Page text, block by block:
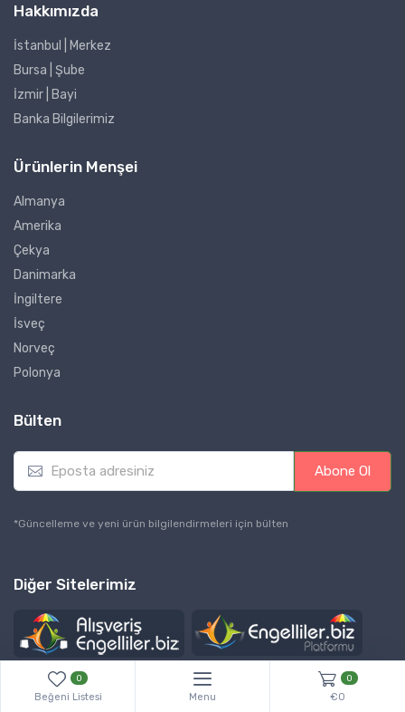
Hakkımızda
İstanbul | Merkez
Bursa | Şube
İzmir | Bayi
Banka Bilgilerimiz
Ürünlerin Menşei
Almanya
Amerika
Çekya
Danimarka
İngiltere
İsveç
Norveç
Polonya
Bülten
E
a
l
Abone Ol
*Güncelleme ve yeni ürün bilgilendirmeleri için bülten
Diğer Sitelerimiz
0
Beğeni Listesi Menu
0
€0